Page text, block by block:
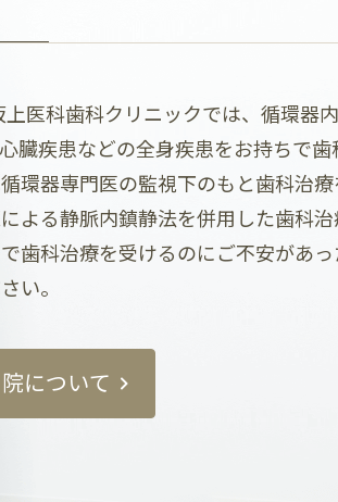
上医科歯科クリニックでは、循環器
臓疾患などの全身疾患をお持ちで
環器専門医の監視下のもと歯科治
よる静脈内鎮静法を併用した歯科治
歯科治療を受けるのにご不安があ
い。
について